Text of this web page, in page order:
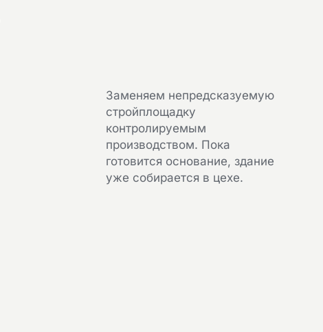
Заменяем непредсказуемую
стройплощадку
контролируемым
производством. Пока
готовится основание, здание
уже собирается в цехе.